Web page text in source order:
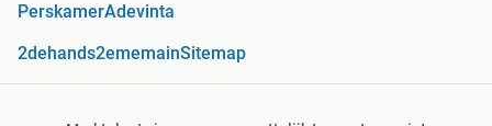
PerskamerAdevinta
2dehands2ememainSitemap